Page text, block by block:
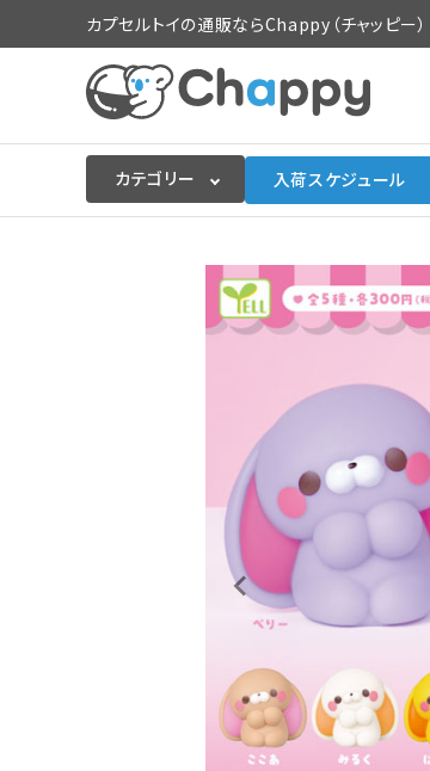
カプセルトイの通販ならChappy（チャッピー）
カテゴリー 入荷スケジュール
入荷スケジュールをチェック
販促用空カプセル
販促用カプセルトイ